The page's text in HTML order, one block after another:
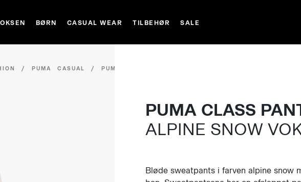
BØRN CASUAL WEAR TILBEHØR SALE
/PUMA CASUAL /PUMA
PUMA CLASS
ALPINE SNOW
Bløde sweatpants i farven alpine snow